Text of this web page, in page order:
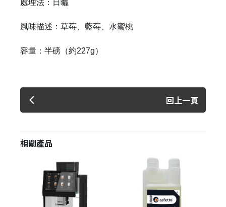
處理法：日曬
風味描述：草莓、藍莓、水蜜桃
容量：半磅（約227g）
回上一頁
相關產品